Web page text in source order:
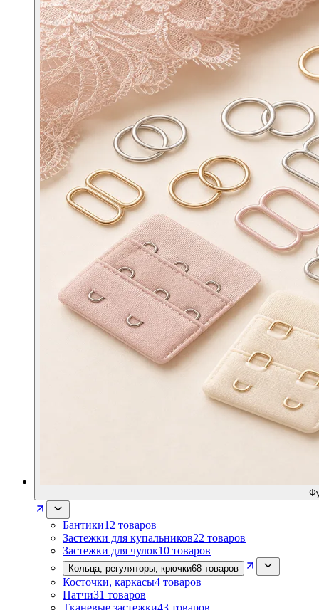
Бантики12 товаров
Застежки для купальников22 товаров
Застежки для чулок10 товаров
Кольца, регуляторы, крючки68 товаров
Косточки, каркасы4 товаров
Патчи31 товаров
Тканевые застежки43 товаров